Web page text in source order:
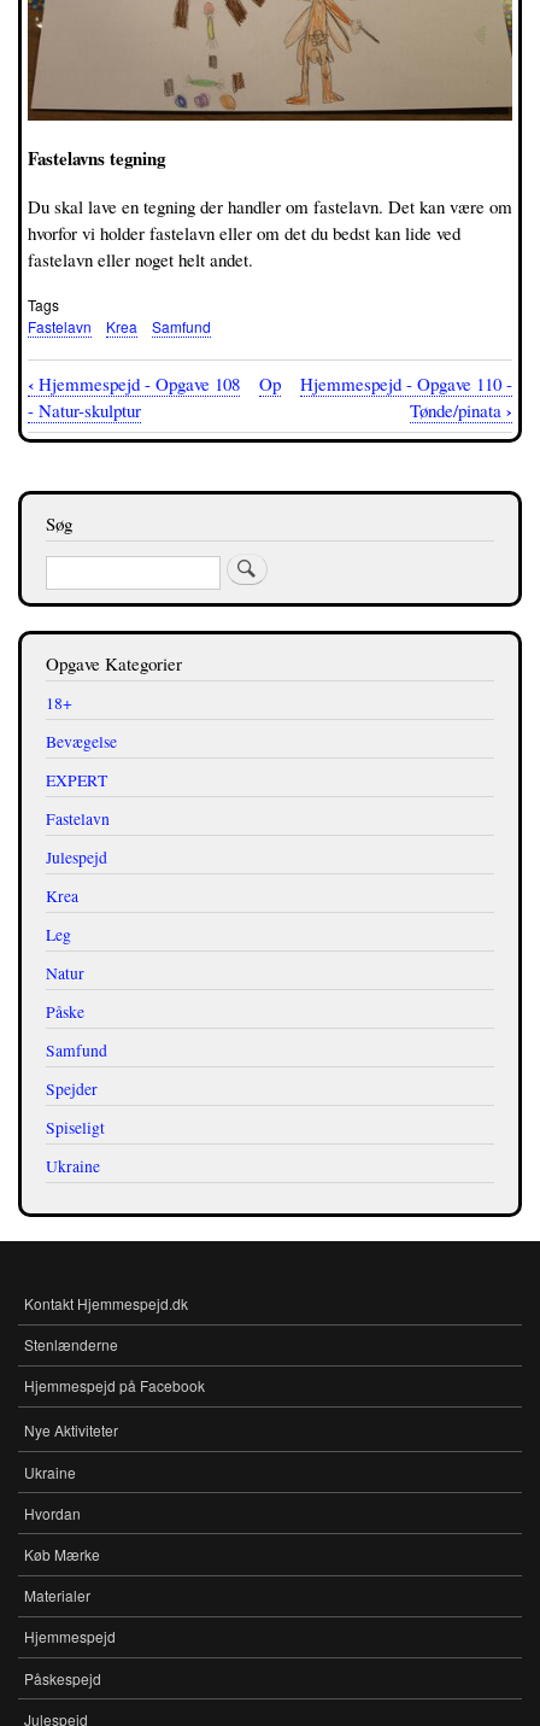
Fastelavns tegning
Du skal lave en tegning der handler om fastelavn. Det kan være om
hvorfor vi holder fastelavn eller om det du bedst kan lide ved
fastelavn eller noget helt andet.
Tags
Fastelavn
Krea Samfund
Bognavigations-
links
109
Fastelavns
tegning
‹ Hjemmespejd - Opgave 108
- Natur-skulptur
Op
Hjemmespejd - Opgave 110 -
Tønde/pinata ›
Søg
Søg
Opgave Kategorier
18+
Bevægelse
EXPERT
Fastelavn
Julespejd
Krea
Leg
Natur
Påske
Samfund
Spejder
Spiseligt
Ukraine
FOOTER-
MENU
Kontakt Hjemmespejd.dk
Stenlænderne
Hjemmespejd på Facebook
MENU
Nye Aktiviteter
Ukraine
Hvordan
Køb Mærke
Materialer
Hjemmespejd
Påskespejd
Julespejd